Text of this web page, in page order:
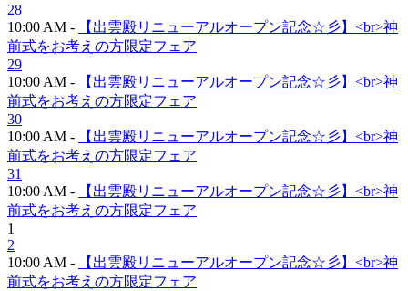
28
10:00 AM -
【出雲殿リニューアルオープン記念☆彡】<br>神
前式をお考えの方限定フェア
29
10:00 AM -
【出雲殿リニューアルオープン記念☆彡】<br>神
前式をお考えの方限定フェア
30
10:00 AM -
【出雲殿リニューアルオープン記念☆彡】<br>神
前式をお考えの方限定フェア
31
10:00 AM -
【出雲殿リニューアルオープン記念☆彡】<br>神
前式をお考えの方限定フェア
1
2
10:00 AM -
【出雲殿リニューアルオープン記念☆彡】<br>神
前式をお考えの方限定フェア